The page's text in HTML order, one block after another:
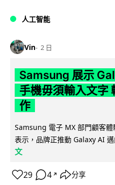
人工智能
Vin 2 日
Samsung 展示
手機毋須輸入文字
作
Samsung 電子 MX 部門顧客
表示，品牌正推動 Galaxy AI
文
29 4 ↗ 分享